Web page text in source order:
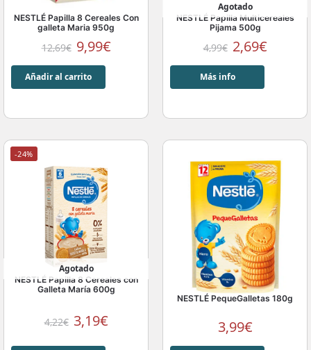
NESTLÉ Papilla 8 Cereales Con
galleta Maria 950g
12,69€ 9,99€
Añadir al carrito
Agotado
NESTLÉ Papilla Multicereales
Pijama 500g
4,99€ 2,69€
Más info
-24%
Agotado
NESTLÉ Papilla 8 Cereales con
Galleta María 600g
4,22€ 3,19€
NESTLÉ PequeGalletas 180g
3,99€